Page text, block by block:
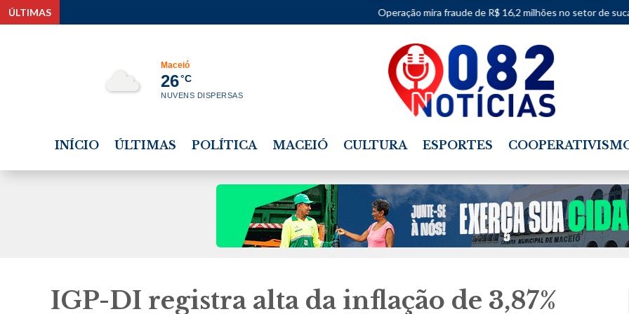
ÚLTIMAS Operação mira fraude de R$ 16,2 milhões no setor de sucata •
Maceió
26°C
NUVENS DISPERSAS
INÍCIO ÚLTIMAS POLÍTICA MACEIÓ CULTURA ESPORTES
IGP-DI registra alta da inflação de 3,87%